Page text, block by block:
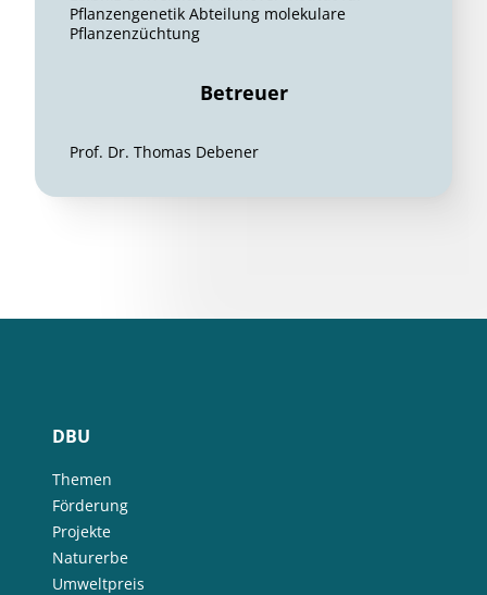
Pflanzengenetik Abteilung molekulare
Pflanzenzüchtung
Betreuer
Prof. Dr. Thomas Debener
DBU
Themen
Förderung
Projekte
Naturerbe
Umweltpreis